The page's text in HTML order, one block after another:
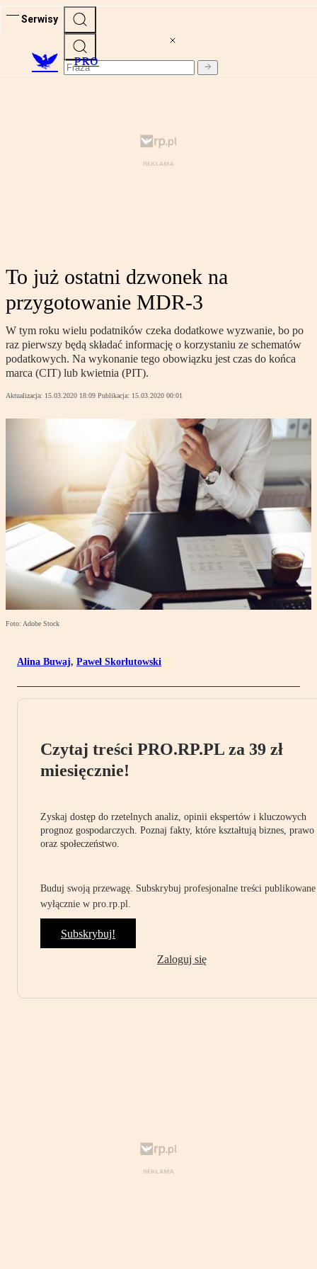
Serwisy
PRO
To już ostatni dzwonek na
przygotowanie MDR-3
W tym roku wielu podatników czeka dodatkowe wyzwanie, bo po
raz pierwszy będą składać informację o korzystaniu ze schematów
podatkowych. Na wykonanie tego obowiązku jest czas do końca
marca (CIT) lub kwietnia (PIT).
Aktualizacja: 15.03.2020 18:09 Publikacja: 15.03.2020 00:01
Foto: Adobe Stock
Alina Buwaj, Paweł Skorłutowski
Czytaj treści PRO.RP.PL za 39 zł
miesięcznie!
Zyskaj dostęp do rzetelnych analiz, opinii ekspertów i kluczowych
prognoz gospodarczych. Poznaj fakty, które kształtują biznes, prawo
oraz społeczeństwo.
Buduj swoją przewagę. Subskrybuj profesjonalne treści publikowane
wyłącznie w pro.rp.pl.
Subskrybuj!
Zaloguj się